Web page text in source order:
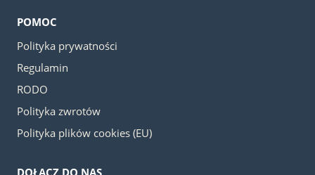
POMOC
Polityka prywatności
Regulamin
RODO
Polityka zwrotów
Polityka plików cookies (EU)